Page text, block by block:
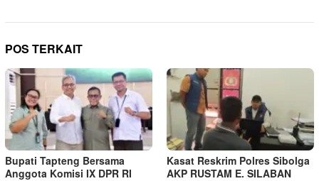
POS TERKAIT
Bupati Tapteng Bersama
Anggota Komisi IX DPR RI
Kasat Reskrim Polres Sibolga
AKP RUSTAM E. SILABAN